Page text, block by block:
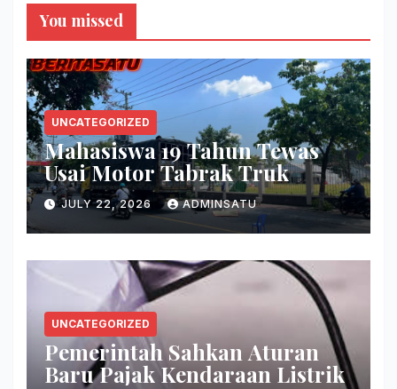
You missed
UNCATEGORIZED
Mahasiswa 19 Tahun Tewas
Usai Motor Tabrak Truk
JULY 22, 2026 ADMINSATU
UNCATEGORIZED
Pemerintah Sahkan Aturan
Baru Pajak Kendaraan Listrik